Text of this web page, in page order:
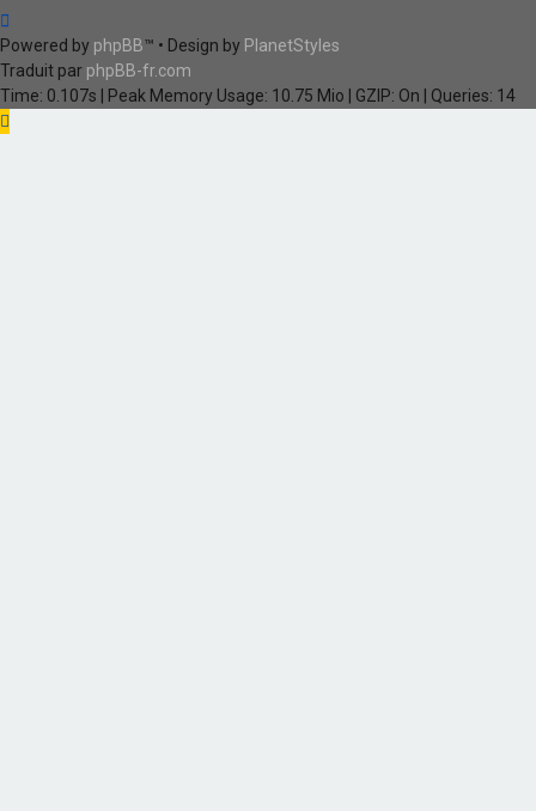
Powered by phpBB™ • Design by PlanetStyles
Traduit par phpBB-fr.com
Time: 0.107s | Peak Memory Usage: 10.75 Mio | GZIP: On | Queries: 14